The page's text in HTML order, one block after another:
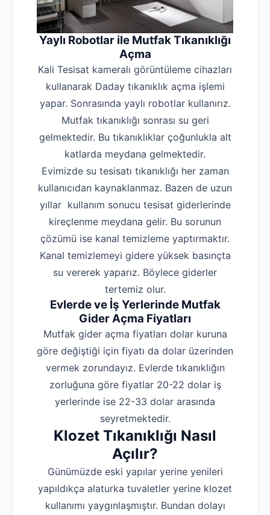
Yaylı Robotlar ile Mutfak Tıkanıklığı
Açma
Kali Tesisat kameralı görüntüleme cihazları
kullanarak Daday tıkanıklık açma işlemi
yapar. Sonrasında yaylı robotlar kullanırız.
Mutfak tıkanıklığı sonrası su geri
gelmektedir. Bu tıkanıklıklar çoğunlukla alt
katlarda meydana gelmektedir.
Evimizde su tesisatı tıkanıklığı her zaman
kullanıcıdan kaynaklanmaz. Bazen de uzun
yıllar kullanım sonucu tesisat giderlerinde
kireçlenme meydana gelir. Bu sorunun
çözümü ise kanal temizleme yaptırmaktır.
Kanal temizlemeyi gidere yüksek basınçta
su vererek yaparız. Böylece giderler
tertemiz olur.
Evlerde ve İş Yerlerinde Mutfak
Gider Açma Fiyatları
Mutfak gider açma fiyatları dolar kuruna
göre değiştiği için fiyatı da dolar üzerinden
vermek zorundayız. Evlerde tıkanıklığın
zorluğuna göre fiyatlar 20-22 dolar iş
yerlerinde ise 22-33 dolar arasında
seyretmektedir.
Klozet Tıkanıklığı Nasıl
Açılır?
Günümüzde eski yapılar yerine yenileri
yapıldıkça alaturka tuvaletler yerine klozet
kullanımı yaygınlaşmıştır. Bundan dolayı